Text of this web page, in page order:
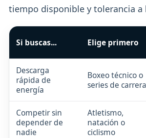
tiempo disponible y tolerancia a
Si buscas... Elige primero
Descarga
rápida de
energía
Boxeo técnico o
series de carrera
Competir sin
depender de
nadie
Atletismo,
natación o
ciclismo